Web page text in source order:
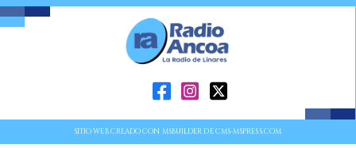
SITIO WEB CREADO CON MSBUILDER DE CMS-MSPRESS.COM